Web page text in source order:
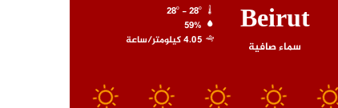
Beirut
سماء صافية
28º - 28º
59%
4.05 كيلومتر/ساعة